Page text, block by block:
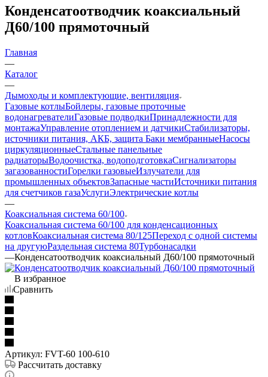
Конденсатоотводчик коаксиальный
Д60/100 прямоточный
Главная
—
Каталог
—
Дымоходы и комплектующие, вентиляция
Газовые котлыБойлеры, газовые проточные
водонагревателиГазовые подводкиПринадлежности для
монтажаУправление отоплением и датчикиСтабилизаторы,
источники питания, АКБ, защита Баки мембранныеНасосы
циркуляционныеСтальные панельные
радиаторыВодоочистка, водоподготовкаСигнализаторы
загазованностиГорелки газовыеИзлучатели для
промышленных объектовЗапасные частиИсточники питания
для счетчиков газаУслугиЭлектрические котлы
—
Коаксиальная система 60/100
Коаксиальная система 60/100 для конденсационных
котловКоаксиальная система 80/125Переход с одной системы
на другуюРаздельная система 80Турбонасадки
—Конденсатоотводчик коаксиальный Д60/100 прямоточный
В избранное
Сравнить
Артикул: FVT-60 100-610
Рассчитать доставку